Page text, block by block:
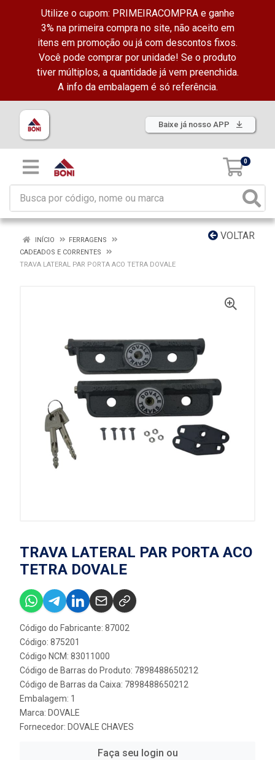
Utilize o cupom: PRIMEIRACOMPRA e ganhe
3% na primeira compra no site, não aceito em
itens em promoção ou já com descontos fixos.
Você pode comprar por unidade! Se o produto
tiver múltiplos, a quantidade já vem preenchida.
A info da embalagem é só referência.
Baixe já nosso APP
0
VOLTAR
INÍCIO
FERRAGENS
CADEADOS E CORRENTES
TRAVA LATERAL PAR PORTA ACO TETRA DOVALE
TRAVA LATERAL PAR PORTA ACO
TETRA DOVALE
Código do Fabricante: 87002
Código: 875201
Código NCM: 83011000
Código de Barras do Produto: 7898488650212
Código de Barras da Caixa: 7898488650212
Embalagem: 1
Marca: DOVALE
Fornecedor: DOVALE CHAVES
Faça seu login ou